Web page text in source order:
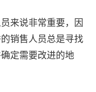
来说非常重要，因
销售人员总是寻找
定需要改进的地